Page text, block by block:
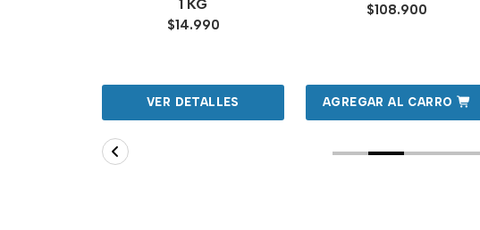
1 KG
$14.990
VER DETALLES
$108.900
AGREGAR AL CARRO